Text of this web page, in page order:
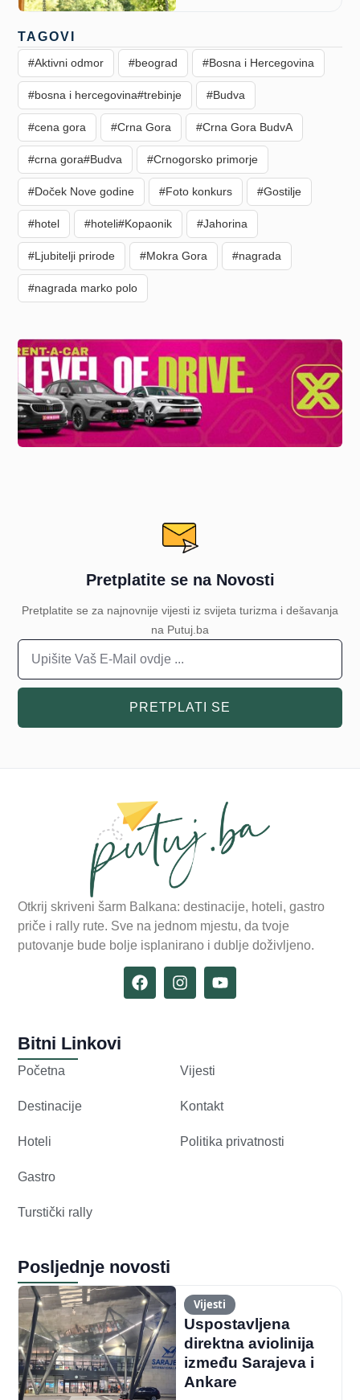
TAGOVI
#Aktivni odmor #beograd #Bosna i Hercegovina
#bosna i hercegovina#trebinje #Budva
#cena gora #Crna Gora #Crna Gora BudvA
#crna gora#Budva #Crnogorsko primorje
#Doček Nove godine #Foto konkurs #Gostilje
#hotel #hoteli#Kopaonik #Jahorina
#Ljubitelji prirode #Mokra Gora #nagrada
#nagrada marko polo
Pretplatite se na Novosti
Pretplatite se za najnovnije vijesti iz svijeta turizma i dešavanja
na Putuj.ba
PRETPLATI SE
Otkrij skriveni šarm Balkana: destinacije, hoteli, gastro
priče i rally rute. Sve na jednom mjestu, da tvoje
putovanje bude bolje isplanirano i dublje doživljeno.
Bitni Linkovi
Početna
Destinacije
Hoteli
Gastro
Turstički rally
Vijesti
Kontakt
Politika privatnosti
Posljednje novosti
Vijesti
Uspostavljena
direktna aviolinija
između Sarajeva i
Ankare